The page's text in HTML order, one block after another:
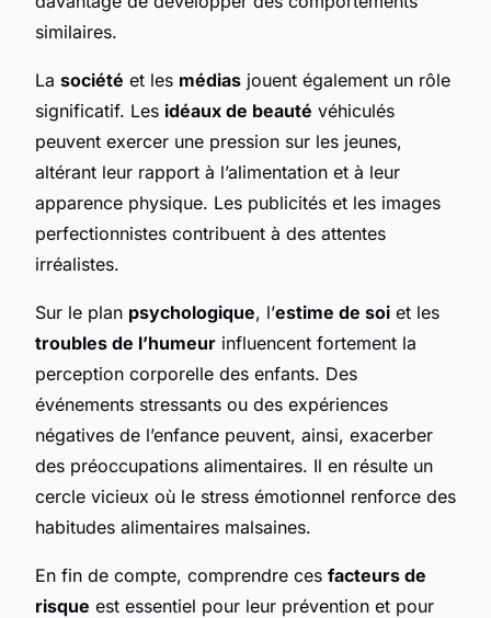
similaires.
La société et les médias jouent également un rôle
significatif. Les idéaux de beauté véhiculés
peuvent exercer une pression sur les jeunes,
altérant leur rapport à l’alimentation et à leur
apparence physique. Les publicités et les images
perfectionnistes contribuent à des attentes
irréalistes.
Sur le plan psychologique, l’estime de soi et les
troubles de l’humeur influencent fortement la
perception corporelle des enfants. Des
événements stressants ou des expériences
négatives de l’enfance peuvent, ainsi, exacerber
des préoccupations alimentaires. Il en résulte un
cercle vicieux où le stress émotionnel renforce des
habitudes alimentaires malsaines.
En fin de compte, comprendre ces facteurs de
risque est essentiel pour leur prévention et pour